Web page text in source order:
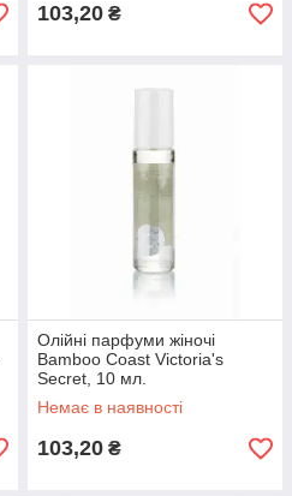
103,20 ₴
Олійні парфуми жіночі
Bamboo Coast Victoria's
Secret, 10 мл.
Немає в наявності
103,20 ₴